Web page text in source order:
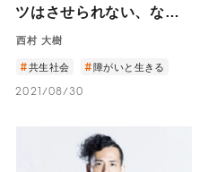
ツはさせられない、なん
てない。
西村 大樹
共生社会 障がいと生きる
2021/08/30